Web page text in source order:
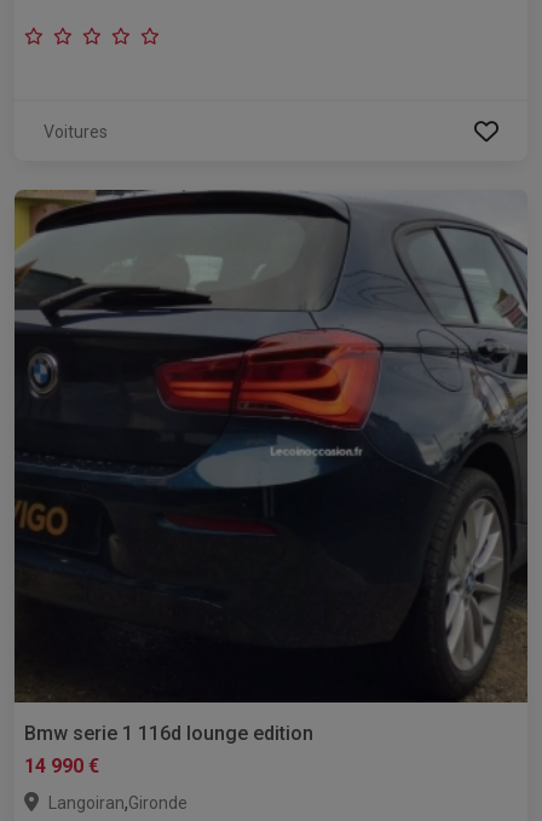
Voitures
Bmw serie 1 116d lounge edition
14 990 €
Langoiran,Gironde